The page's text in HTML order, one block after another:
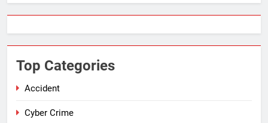
Top Categories
Accident
Cyber Crime